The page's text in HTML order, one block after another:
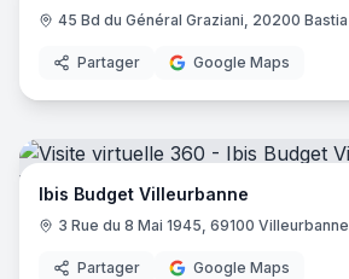
45 Bd du Général Graziani, 20200 Bastia
Partager Google Maps
Ibis Budget Villeurbanne
3 Rue du 8 Mai 1945, 69100 Villeurbanne
Partager Google Maps